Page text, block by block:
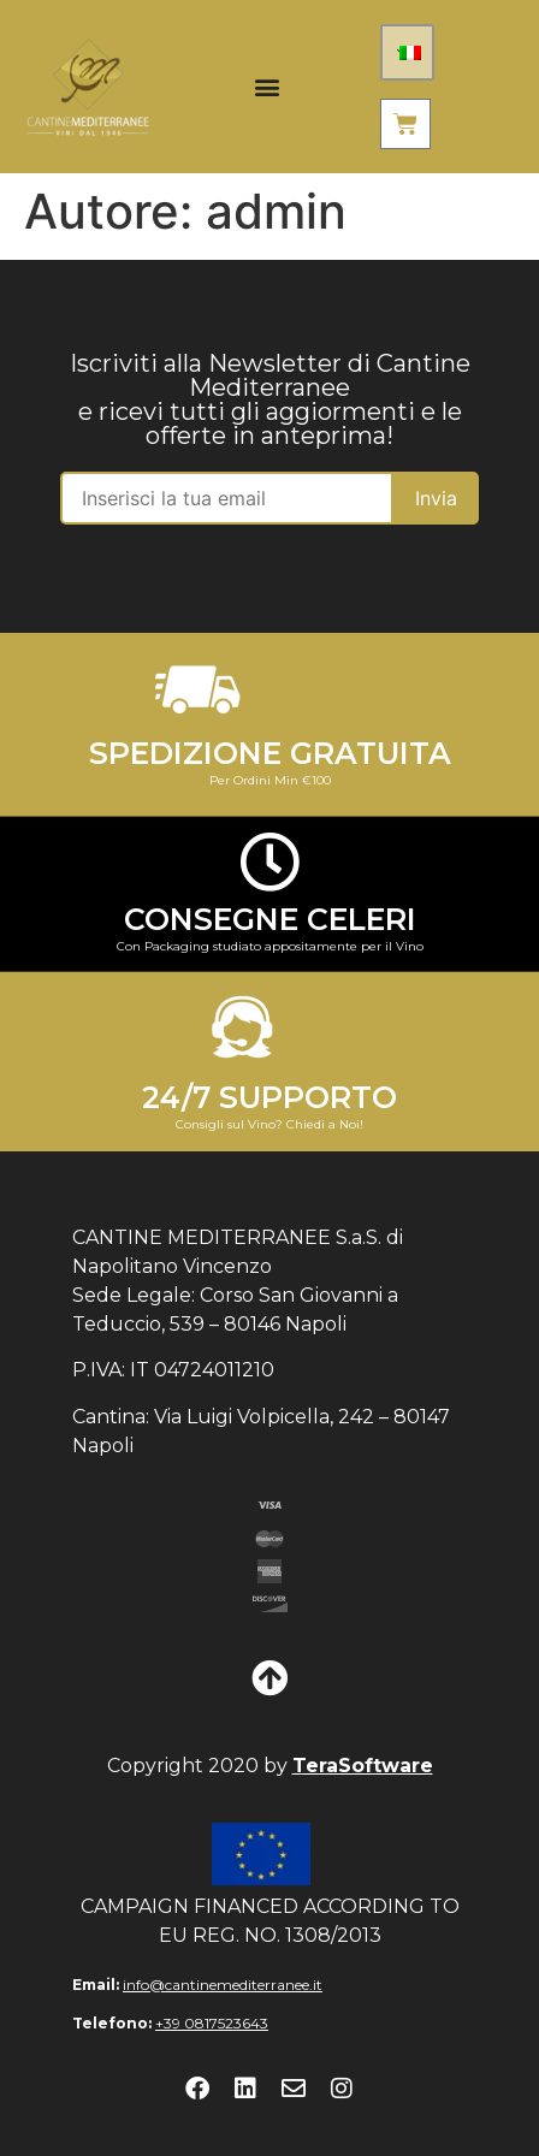
Autore: admin
Iscriviti alla Newsletter di Cantine
Mediterranee
e ricevi tutti gli aggiormenti e le
offerte in anteprima!
SPEDIZIONE GRATUITA
Per Ordini Min €100
CONSEGNE CELERI
Con Packaging studiato appositamente per il Vino
24/7 SUPPORTO
Consigli sul Vino? Chiedi a Noi!
CANTINE MEDITERRANEE S.a.S. di
Napolitano Vincenzo
Sede Legale: Corso San Giovanni a
Teduccio, 539 – 80146 Napoli
P.IVA: IT 04724011210
Cantina: Via Luigi Volpicella, 242 – 80147
Napoli
Copyright 2020 by TeraSoftware
CAMPAIGN FINANCED ACCORDING TO
EU REG. NO. 1308/2013
Email: info@cantinemediterranee.it
Telefono: +39 0817523643